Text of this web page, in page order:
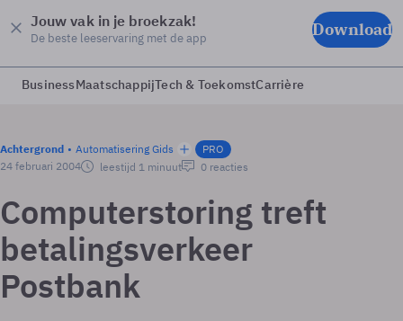
Jouw vak in je broekzak!
De beste leeservaring met de app Download
BusinessMaatschappijTech & ToekomstCarrière
Achtergrond Automatisering Gids
PRO
24 februari 2004
leestijd 1 minuut 0 reacties
Computerstoring treft
betalingsverkeer
Postbank